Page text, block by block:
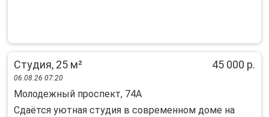
Студия, 25 м² 45 000 р.
06.08.26 07:20
Молодежный проспект, 74А
Сдаётся уютная студия в современном доме на